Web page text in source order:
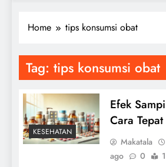
Home tips konsumsi obat
Tag: tips konsumsi obat
KESEHATAN
Efek
Cara
Makatala
ago
0